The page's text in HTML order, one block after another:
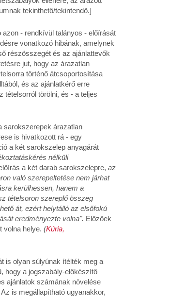
tekinthető/tekintendő.]
- rendkívül talányos - előírását
vonatkozó hibának, amelynek
részösszegét és az ajánlattevők
jut, hogy az árazatlan
történő átcsoportosítása
és az ajánlatkérő erre
tételsorról törölni, és - a teljes
sarokszerepek árazatlan
is hivatkozott rá - egy
a két sarokszelep anyagárát
nélküli
a két darab sarokszelepre, az
való szerepeltetése nem járhat
kerülhessen, hanem a
tételsoron szereplő összeg
át, ezért helytálló az elsőfokú
eredményezte volna". Előzőek
volna helye. (Kúria,
is olyan súlyúnak ítélték meg a
hogy a jogszabály-előkészítő
ajánlatok számának növelése
is megállapítható ugyanakkor,